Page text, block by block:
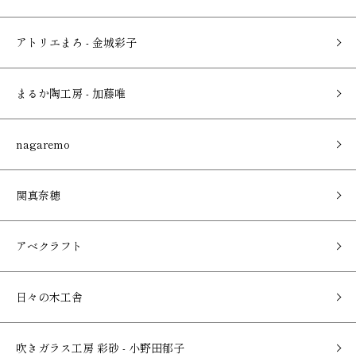
アトリエまろ - 金城彩子
まるか陶工房 - 加藤唯
nagaremo
関真奈穂
アベクラフト
日々の木工舎
吹きガラス工房 彩砂 - 小野田郁子